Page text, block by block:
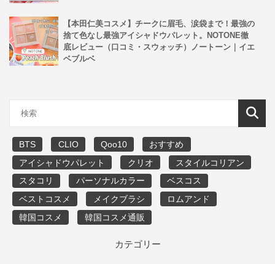
【本田仁美コスメ】チークに眉毛、涙袋まで！最強の
捨て色なし最強アイシャドウパレット。NOTONE徹
底レビュー（口コミ・スウォッチ）ノートーン｜イエ
ベブルベ
BTS CLIO Qoo10
おすすめ
アイシャドウパレット
クリオ
スタイルコリアン
スタコリ
パーソナルカラー
ベスコス
ベストコスメ
メイクブラシ
ロムアンド
韓国コスメ
韓国コスメ通販
カテゴリー